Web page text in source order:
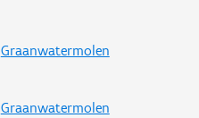
Graanwatermolen
Graanwatermolen